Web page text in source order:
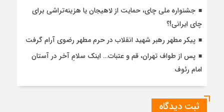
جشنواره ملی چای، حمایت از لاهیجان یا هزینه‌تراشی برای
چای ایرانی!؟
پیکر مطهر رهبر شهید انقلاب در حرم مطهر رضوی آرام گرفت
پس از طواف تهران، قم و عتبات… اینک سلامِ آخر در آستان
امام رئوف
ثبت دیدگاه